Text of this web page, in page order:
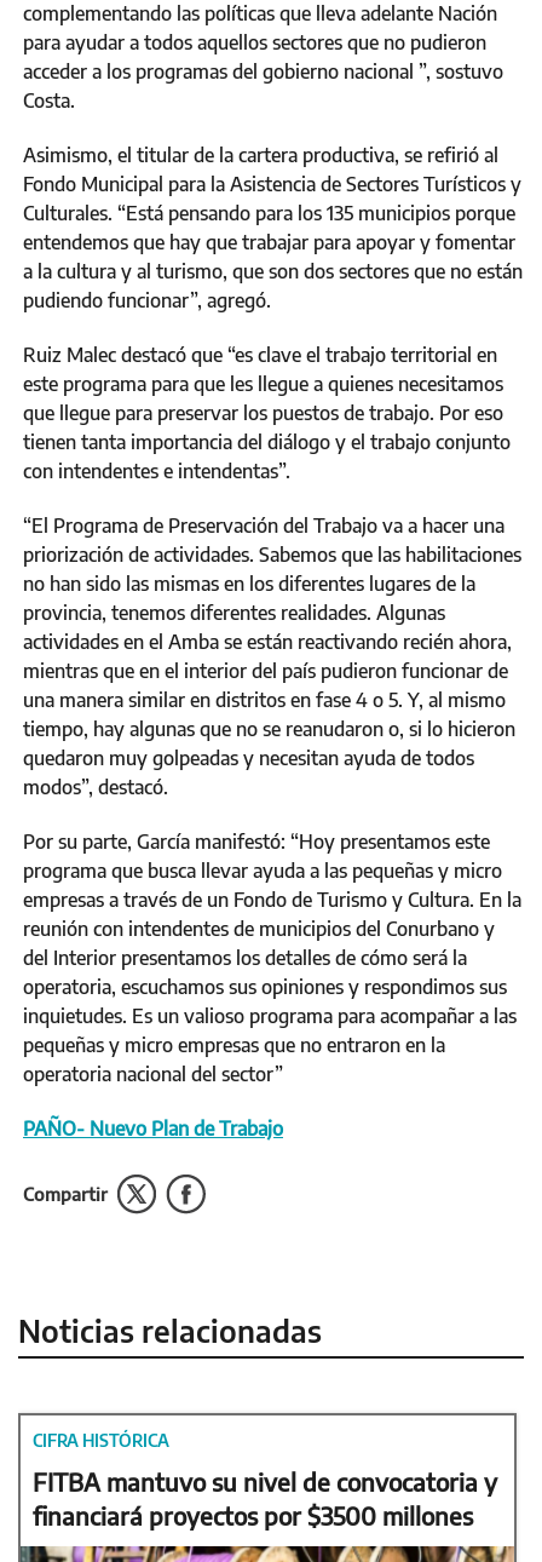
complementando las políticas que lleva adelante Nación
para ayudar a todos aquellos sectores que no pudieron
acceder a los programas del gobierno nacional ”, sostuvo
Costa.
Asimismo, el titular de la cartera productiva, se refirió al
Fondo Municipal para la Asistencia de Sectores Turísticos y
Culturales. “Está pensando para los 135 municipios porque
entendemos que hay que trabajar para apoyar y fomentar
a la cultura y al turismo, que son dos sectores que no están
pudiendo funcionar”, agregó.
Ruiz Malec destacó que “es clave el trabajo territorial en
este programa para que les llegue a quienes necesitamos
que llegue para preservar los puestos de trabajo. Por eso
tienen tanta importancia del diálogo y el trabajo conjunto
con intendentes e intendentas”.
“El Programa de Preservación del Trabajo va a hacer una
priorización de actividades. Sabemos que las habilitaciones
no han sido las mismas en los diferentes lugares de la
provincia, tenemos diferentes realidades. Algunas
actividades en el Amba se están reactivando recién ahora,
mientras que en el interior del país pudieron funcionar de
una manera similar en distritos en fase 4 o 5. Y, al mismo
tiempo, hay algunas que no se reanudaron o, si lo hicieron
quedaron muy golpeadas y necesitan ayuda de todos
modos”, destacó.
Por su parte, García manifestó: “Hoy presentamos este
programa que busca llevar ayuda a las pequeñas y micro
empresas a través de un Fondo de Turismo y Cultura. En la
reunión con intendentes de municipios del Conurbano y
del Interior presentamos los detalles de cómo será la
operatoria, escuchamos sus opiniones y respondimos sus
inquietudes. Es un valioso programa para acompañar a las
pequeñas y micro empresas que no entraron en la
operatoria nacional del sector”
PAÑO- Nuevo Plan de Trabajo
Compartir
Noticias relacionadas
CIFRA HISTÓRICA
FITBA mantuvo su nivel de convocatoria y
financiará proyectos por $3500 millones